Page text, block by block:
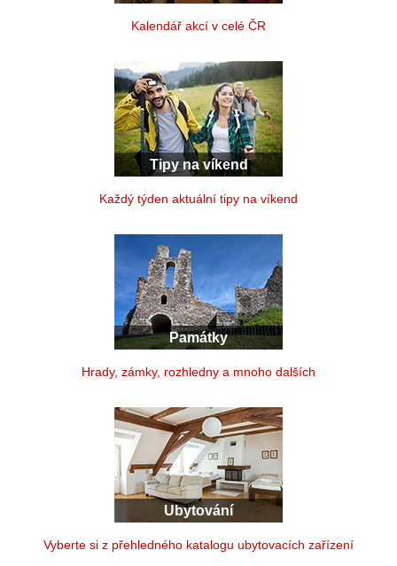
Kalendář akcí v celé ČR
Tipy na víkend
Každý týden aktuální tipy na víkend
Památky
Hrady, zámky, rozhledny a mnoho dalších
Ubytování
Vyberte si z přehledného katalogu ubytovacích zařízení